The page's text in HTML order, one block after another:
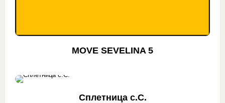
MOVE SEVELINA 5
Сплетница с.С.